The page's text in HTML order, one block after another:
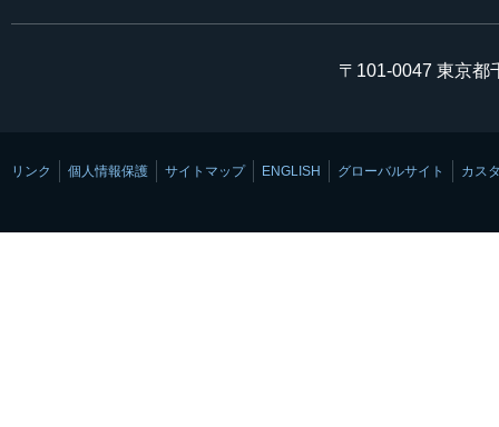
〒101-0047 東京都
リンク 個人情報保護 サイトマップ ENGLISH グローバルサイト カス